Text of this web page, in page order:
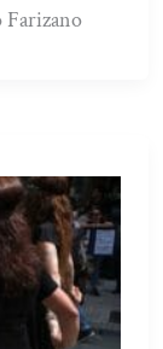
Farizano